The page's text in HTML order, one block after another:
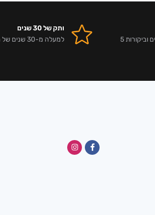
אלפי לקוחות מרוצים וביקורות 5
ותק של 30 שנים
למעלה מ-30 שנים של ניסיון!